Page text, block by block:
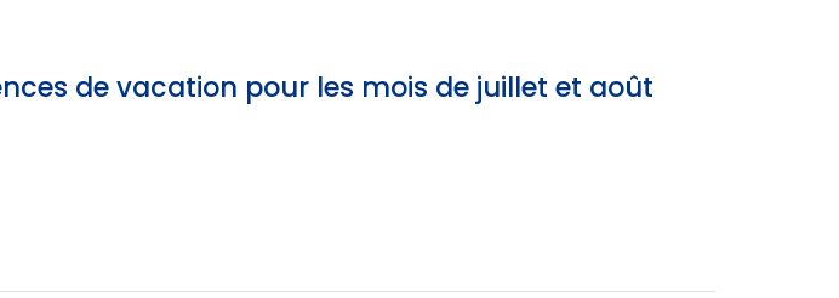
de vacation pour les mois de juillet et août